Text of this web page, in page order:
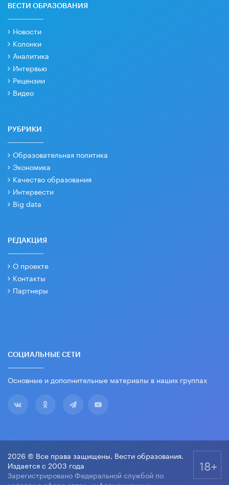
ВЕСТИ ОБРАЗОВАНИЯ
Новости
Колонки
Аналитика
Интервью
Рецензии
Видео
РУБРИКИ
Образовательная политика
Экономика
Качество образования
Интервести
Big data
РЕДАКЦИЯ
О проекте
Контакты
Партнеры
СОЦИАЛЬНЫЕ СЕТИ
Основные и дополнительные материалы в наших группах
2026 © Все права защищены. Вести образования.
Издается с 2003 года
Зарегистрировано Федеральной службой по
18+